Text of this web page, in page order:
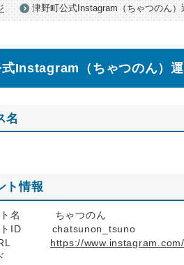
津野町公式Instagram（ちゃつのん）
Instagram（ちゃつのん）
名
ト情報
ト名 ちゃつのん
トID chatsunon_tsuno
URL https://
ード